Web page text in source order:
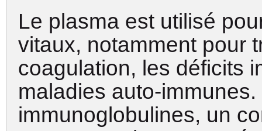
Le plasma est utilisé
vitaux, notamment pour
coagulation, les déficits
maladies auto-immunes.
immunoglobulines, un